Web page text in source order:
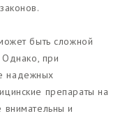
быть сложной
Однако, при
надежных
препараты на
и